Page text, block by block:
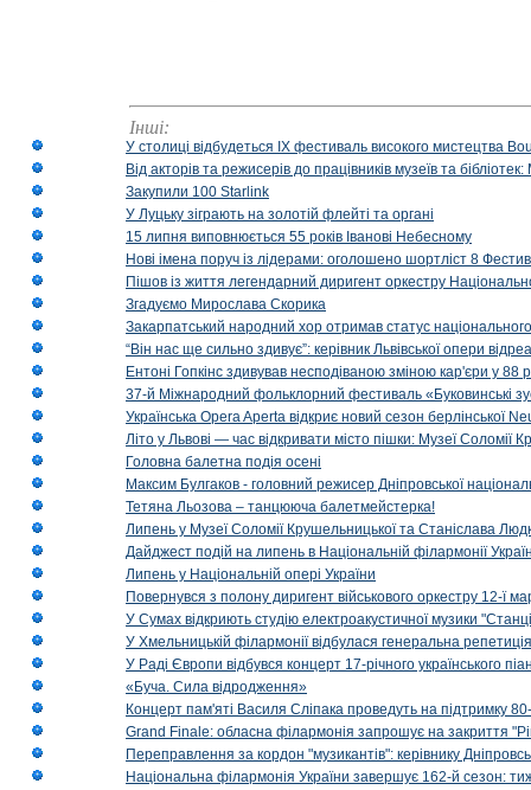
Інші:
У столиці відбудеться IX фестиваль високого мистецтва
Від акторів та режисерів до працівників музеїв та
Закупили 100 Starlink
У Луцьку зіграють на золотій флейті та органі
15 липня виповнюється 55 років Іванові Небесному
Нові імена поруч із лідерами: оголошено шортліст 8
Пішов із життя легендарний диригент оркестру
Згадуємо Мирослава Скорика
Закарпатський народний хор отримав статус національного
“Він нас ще сильно здивує”: керівник Львівської опери
Ентоні Гопкінс здивував несподіваною зміною кар'єри у 88
37-й Міжнародний фольклорний фестиваль «Буковинські
Українська Opera Aperta відкриє новий сезон берлінської
Літо у Львові — час відкривати місто пішки: Музеї Соломії
Головна балетна подія осені
Максим Булгаков - головний режисер Дніпровської
Тетяна Льозова – танцююча балетмейстерка!
Липень у Музеї Соломії Крушельницької та Станіслава
Дайджест подій на липень в Національній філармонії
Липень у Національній опері України
Повернувся з полону диригент військового оркестру 12-ї
У Сумах відкриють студію електроакустичної музики
У Хмельницькій філармонії відбулася генеральна
У Раді Європи відбувся концерт 17-річного українського
«Буча. Сила відродження»
Концерт пам'яті Василя Сліпака проведуть на підтримку
Grand Finale: обласна філармонія запрошує на закриття
Переправлення за кордон "музикантів": керівнику
Національна філармонія України завершує 162-й сезон: